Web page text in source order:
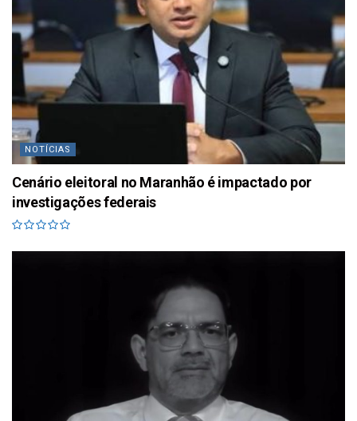
NOTÍCIAS
Cenário eleitoral no Maranhão é impactado por
investigações federais